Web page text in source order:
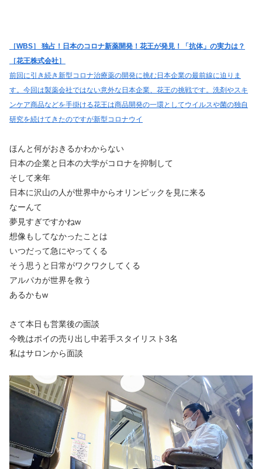
［WBS］ 独占！日本のコロナ新薬開発！花王が発見！「抗体」の実力は？
［花王株式会社］
前回に引き続き新型コロナ治療薬の開発に挑む日本企業の最前線に迫りま
す。今回は製薬会社ではない意外な日本企業、花王の挑戦です。洗剤やスキ
ンケア商品などを手掛ける花王は商品開発の一環としてウイルスや菌の独自
研究を続けてきたのですが新型コロナウイ
ほんと何がおきるかわからない
日本の企業と日本の大学がコロナを抑制して
そして来年
日本に沢山の人が世界中からオリンピックを見に来る
なーんて
夢見すぎですかねw
想像もしてなかったことは
いつだって急にやってくる
そう思うと日常がワクワクしてくる
アルパカが世界を救う
あるかもw
さて本日も営業後の面談
今晩はポイの売り出し中若手スタイリスト3名
私はサロンから面談